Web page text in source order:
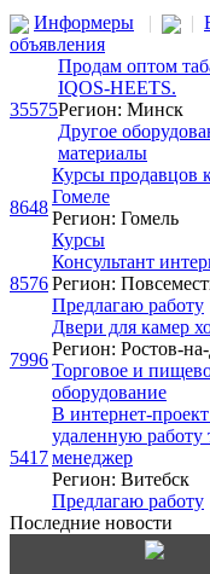
Информеры
| |
объявления
35575
Продам оптом
IQOS-HEETS.
Регион: Минск
Другое
материалы
8648
Курсы продавцов
Гомеле
Регион: Гомель
Курсы
8576
Консультaнт
Регион:
Предлагаю работу
7996
Двери для камер
Регион: Ростов-
Торговое и
оборудование
5417
В интернет-
удаленную работу
менеджер
Регион: Витебск
Предлагаю работу
Последние новости